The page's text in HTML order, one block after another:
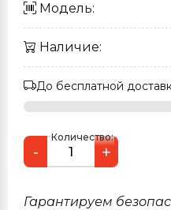
Модель:
Наличие:
До бесплатной
Количество:
- +
Гарантируем